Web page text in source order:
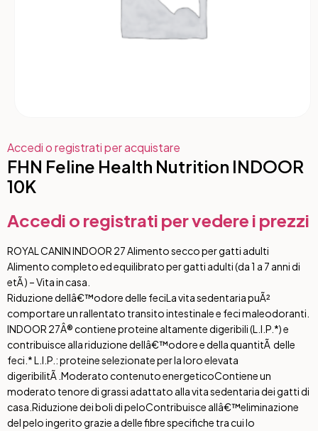
Accedi o registrati per acquistare
FHN Feline Health Nutrition INDOOR
10K
Accedi o registrati per vedere i prezzi
ROYAL CANIN INDOOR 27 Alimento secco per gatti adulti
Alimento completo ed equilibrato per gatti adulti (da 1 a 7 anni di
etÃ ) – Vita in casa.
Riduzione dellâ€™odore delle feciLa vita sedentaria puÃ²
comportare un rallentato transito intestinale e feci maleodoranti.
INDOOR 27Â® contiene proteine altamente digeribili (L.I.P.*) e
contribuisce alla riduzione dellâ€™odore e della quantitÃ delle
feci.* L.I.P.: proteine selezionate per la loro elevata
digeribilitÃ . Moderato contenuto energeticoContiene un
moderato tenore di grassi adattato alla vita sedentaria dei gatti di
casa. Riduzione dei boli di peloContribuisce allâ€™eliminazione
del pelo ingerito grazie a delle fibre specifiche tra cui lo